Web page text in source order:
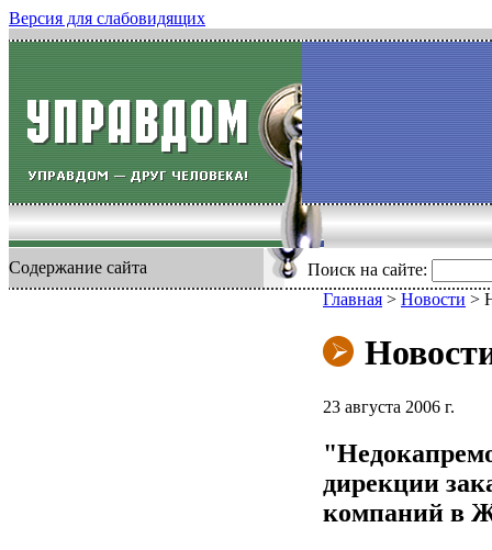
Версия для слабовидящих
Содержание сайта
Поиск на сайте:
Главная > Новости >
23 августа 2006 г.
дирекции
компаний в